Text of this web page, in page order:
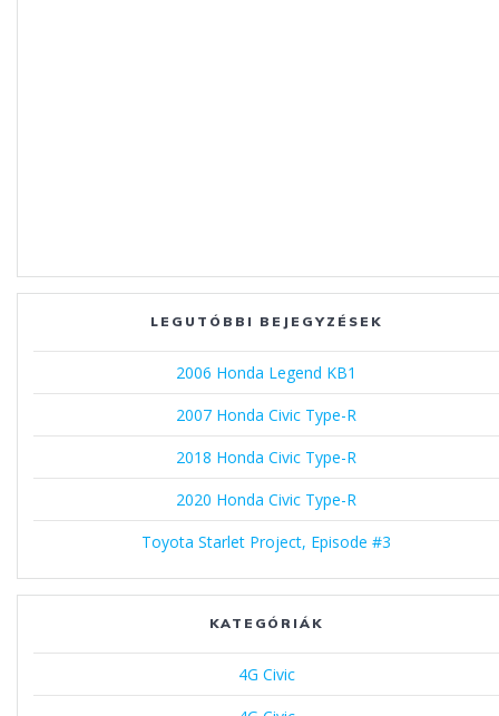
LEGUTÓBBI BEJEGYZÉSEK
2006 Honda Legend KB1
2007 Honda Civic Type-R
2018 Honda Civic Type-R
2020 Honda Civic Type-R
Toyota Starlet Project, Episode #3
KATEGÓRIÁK
4G Civic